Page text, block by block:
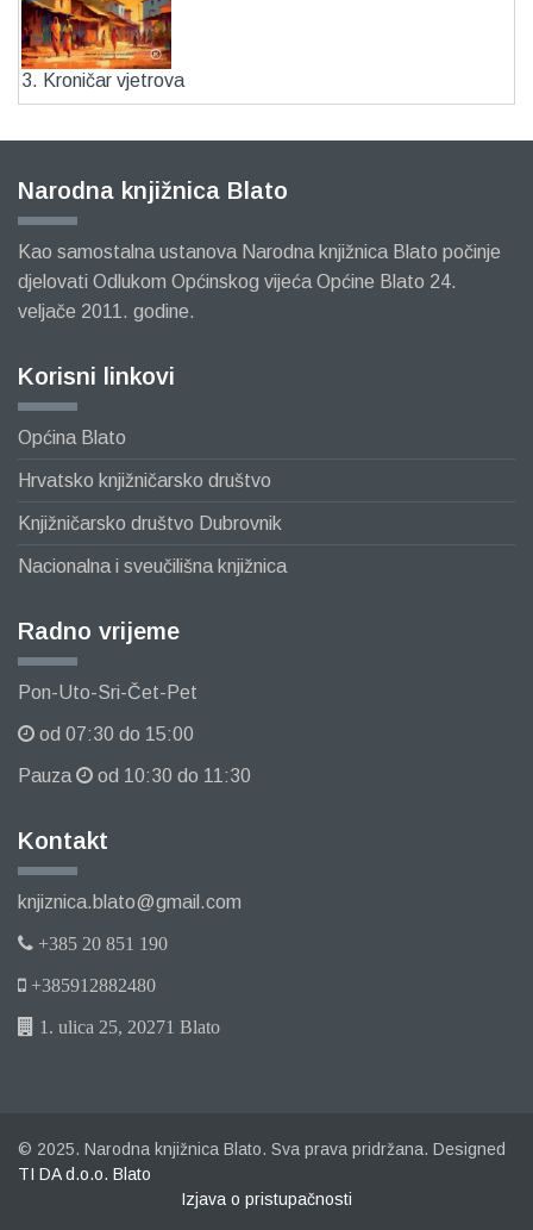
3. Kroničar vjetrova
Narodna knjižnica Blato
Kao samostalna ustanova Narodna knjižnica Blato počinje
djelovati Odlukom Općinskog vijeća Općine Blato 24.
veljače 2011. godine.
Korisni linkovi
Općina Blato
Hrvatsko knjižničarsko društvo
Knjižničarsko društvo Dubrovnik
Nacionalna i sveučilišna knjižnica
Radno vrijeme
Pon-Uto-Sri-Čet-Pet
od 07:30 do 15:00
Pauza od 10:30 do 11:30
Kontakt
knjiznica.blato@gmail.com
+385 20 851 190
+385912882480
1. ulica 25, 20271 Blato
© 2025. Narodna knjižnica Blato. Sva prava pridržana. Designed
TI DA d.o.o. Blato
Izjava o pristupačnosti